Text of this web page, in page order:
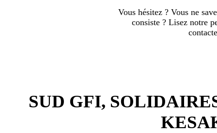
Vous hésitez ? Vous ne
consiste ? Lisez notre
SUD GFI,